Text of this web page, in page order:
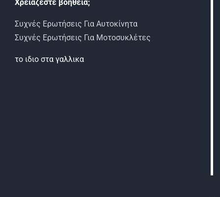
Χρειάζεστε βοήθεια;
Συχνές Ερωτήσεις Για Αυτοκίνητα
Συχνές Ερωτήσεις Για Μοτοσυκλέτες
το ιδιο στα γαλλικα